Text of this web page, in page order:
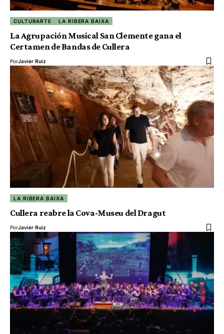
CULTURARTE LA RIBERA BAIXA
La Agrupación Musical San Clemente gana el
Certamen de Bandas de Cullera
PorJavier Ruiz
LA RIBERA BAIXA
Cullera reabre la Cova-Museu del Dragut
PorJavier Ruiz